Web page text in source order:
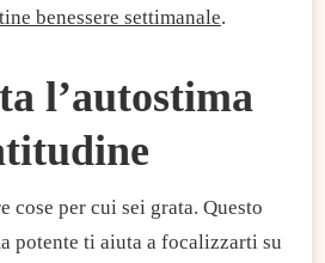
benessere settimanale.
l’autostima
cose per cui sei grata. Questo
potente ti aiuta a focalizzarti su